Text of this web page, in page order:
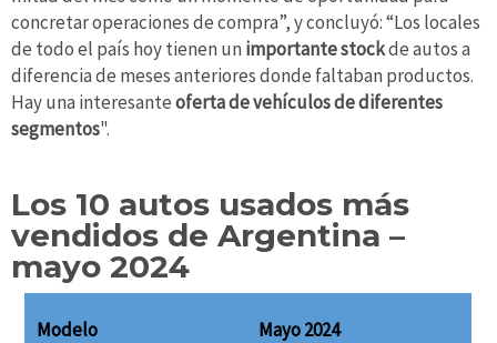
concretar operaciones de compra”, y concluyó: “Los locales
de todo el país hoy tienen un importante stockde autos a
diferencia de meses anteriores donde faltaban productos.
Hay una interesanteoferta de vehículos de diferentes
segmentos".
Los 10 autos usados más
vendidos de Argentina –
mayo 2024
Modelo Mayo 2024